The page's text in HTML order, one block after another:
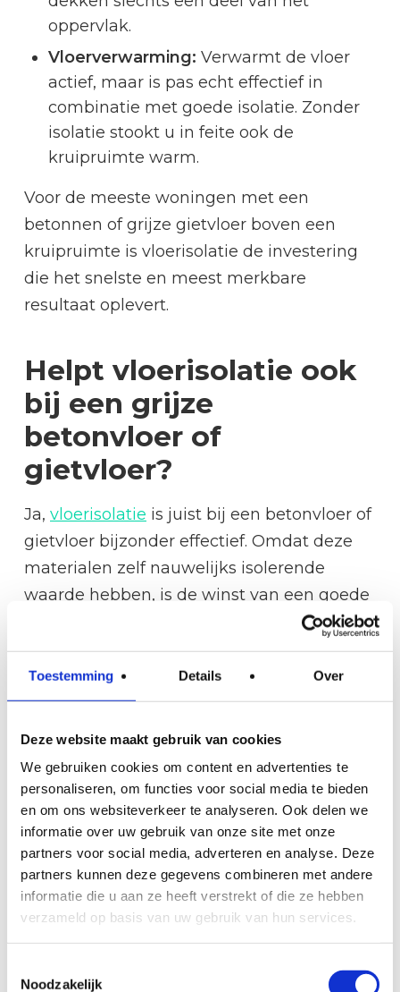
Toestemming Details Over
Deze website maakt gebruik van cookies
We gebruiken cookies om content en advertenties te
personaliseren, om functies voor social media te bieden
en om ons websiteverkeer te analyseren. Ook delen we
informatie over uw gebruik van onze site met onze
partners voor social media, adverteren en analyse. Deze
partners kunnen deze gegevens combineren met andere
informatie die u aan ze heeft verstrekt of die ze hebben
verzameld op basis van uw gebruik van hun services.
Noodzakelijk
oppervlak.
Vloerverwarming: Verwarmt de vloer
actief, maar is pas echt effectief in
combinatie met goede isolatie. Zonder
isolatie stookt u in feite ook de
kruipruimte warm.
Voor de meeste woningen met een
betonnen of grijze gietvloer boven een
kruipruimte is vloerisolatie de investering
die het snelste en meest merkbare
resultaat oplevert.
Helpt vloerisolatie ook
bij een grijze
betonvloer of
gietvloer?
Ja, vloerisolatie is juist bij een betonvloer of
gietvloer bijzonder effectief. Omdat deze
materialen zelf nauwelijks isolerende
waarde hebben, is de winst van een goede
isolatielaag aan de onderzijde groot. De
vloer voelt na isolatie merkbaar warmer
aan, ook zonder dat de toplaag wordt
aangepast.
Bij een gietvloer of betonvloer wordt de
isolatie aangebracht via de kruipruimte,
aan de onderkant van de constructievloer.
Er hoeft dus niets aan de vloer zelf te
worden gedaan. De woonruimte blijft
volledig intact tijdens de werkzaamheden,
wat een groot praktisch voordeel is.
De isolatielaag die wij aanbrengen is